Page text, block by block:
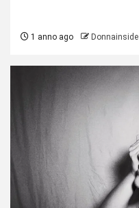
1 anno ago Donnainside